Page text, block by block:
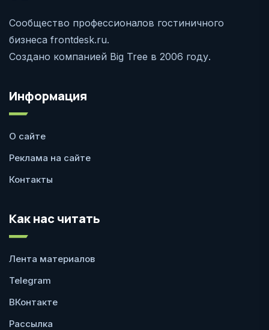
Сообщество профессионалов гостиничного
бизнеса frontdesk.ru.
Создано компанией Big Tree в 2006 году.
Информация
О сайте
Реклама на сайте
Контакты
Как нас читать
Лента материалов
Telegram
ВКонтакте
Рассылка